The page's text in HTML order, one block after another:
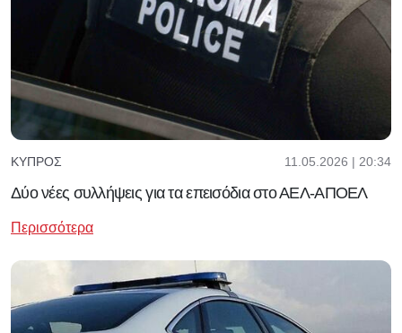
ΚΎΠΡΟΣ 11.05.2026 | 20:34
Δύο νέες συλλήψεις για τα επεισόδια στο ΑΕΛ-ΑΠΟΕΛ
Περισσότερα